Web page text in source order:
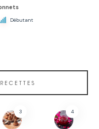
Débutant
3 4